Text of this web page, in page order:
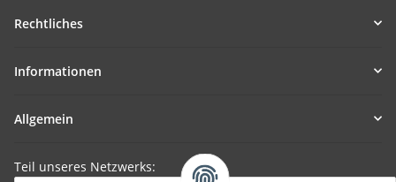
Rechtliches
Informationen
Allgemein
Teil unseres Netzwerks: